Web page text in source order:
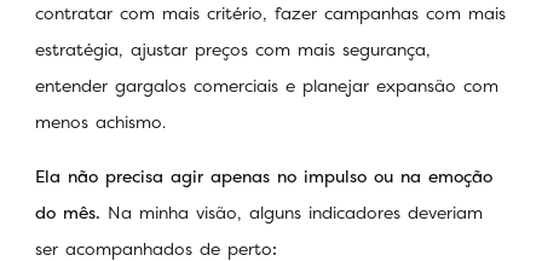
contratar com mais critério, fazer campanhas com mais
estratégia, ajustar preços com mais segurança,
entender gargalos comerciais e planejar expansão com
menos achismo.
Ela não precisa agir apenas no impulso ou na emoção
do mês. Na minha visão, alguns indicadores deveriam
ser acompanhados de perto: